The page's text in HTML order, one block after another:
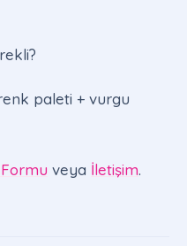
paleti + vurgu
veya İletişim.